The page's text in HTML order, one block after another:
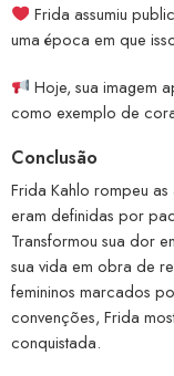
Frida assumiu
uma época em que
Hoje, sua imagem
como exemplo de
Conclusão
Frida Kahlo rompeu
eram definidas por
Transformou sua dor
sua vida em obra de
femininos marcados
convenções, Frida
conquistada.